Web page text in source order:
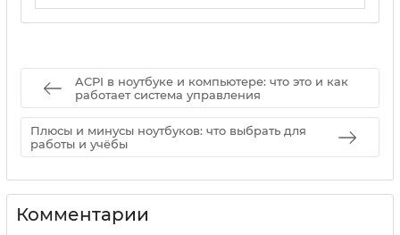
ACPI в ноутбуке и компьютере: что это и как
работает система управления
Плюсы и минусы ноутбуков: что выбрать для
работы и учёбы
Комментарии